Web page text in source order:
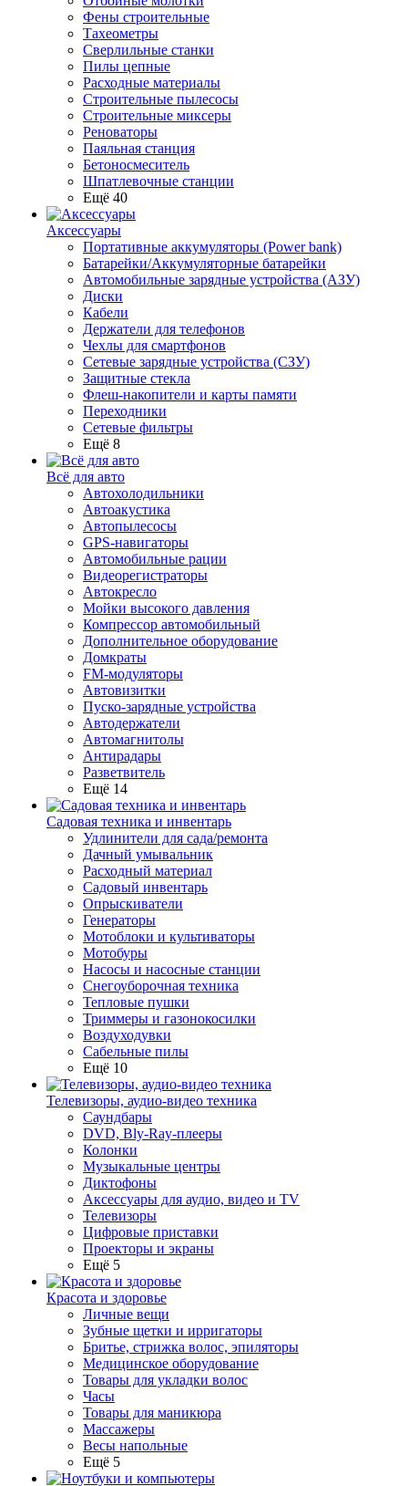
Фены строительные
Тахеометры
Сверлильные станки
Пилы цепные
Расходные материалы
Строительные пылесосы
Строительные миксеры
Реноваторы
Паяльная станция
Бетоносмеситель
Шпатлевочные станции
Ещё 40
Аксессуары
Портативные аккумуляторы (Power bank)
Батарейки/Аккумуляторные батарейки
Автомобильные зарядные устройства (АЗУ)
Диски
Кабели
Держатели для телефонов
Чехлы для смартфонов
Сетевые зарядные устройства (СЗУ)
Защитные стекла
Флеш-накопители и карты памяти
Переходники
Сетевые фильтры
Ещё 8
Всё для авто
Автохолодильники
Автоакустика
Автопылесосы
GPS-навигаторы
Автомобильные рации
Видеорегистраторы
Автокресло
Мойки высокого давления
Компрессор автомобильный
Дополнительное оборудование
Домкраты
FM-модуляторы
Автовизитки
Пуско-зарядные устройства
Автодержатели
Автомагнитолы
Антирадары
Разветвитель
Ещё 14
Садовая техника и инвентарь
Удлинители для сада/ремонта
Дачный умывальник
Расходный материал
Садовый инвентарь
Опрыскиватели
Генераторы
Мотоблоки и культиваторы
Мотобуры
Насосы и насосные станции
Снегоуборочная техника
Тепловые пушки
Триммеры и газонокосилки
Воздуходувки
Сабельные пилы
Ещё 10
Телевизоры, аудио-видео техника
Саундбары
DVD, Bly-Ray-плееры
Колонки
Музыкальные центры
Диктофоны
Аксессуары для аудио, видео и TV
Телевизоры
Цифровые приставки
Проекторы и экраны
Ещё 5
Красота и здоровье
Личные вещи
Зубные щетки и ирригаторы
Бритье, стрижка волос, эпиляторы
Медицинское оборудование
Товары для укладки волос
Часы
Товары для маникюра
Массажеры
Весы напольные
Ещё 5